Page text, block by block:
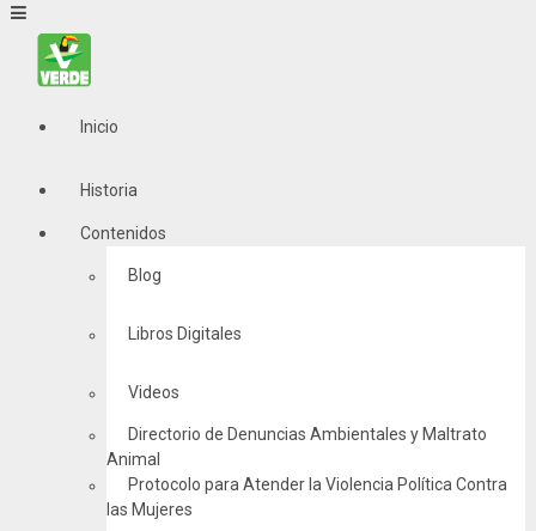
Inicio
Historia
Contenidos
Blog
Libros Digitales
Videos
Directorio de Denuncias Ambientales y Maltrato
Animal
Protocolo para Atender la Violencia Política Contra
las Mujeres